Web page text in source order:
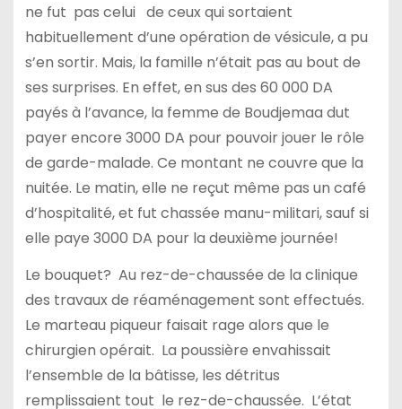
ne fut pas celui de ceux qui sortaient
habituellement d’une opération de vésicule, a pu
s’en sortir. Mais, la famille n’était pas au bout de
ses surprises. En effet, en sus des 60 000 DA
payés à l’avance, la femme de Boudjemaa dut
payer encore 3000 DA pour pouvoir jouer le rôle
de garde-malade. Ce montant ne couvre que la
nuitée. Le matin, elle ne reçut même pas un café
d’hospitalité, et fut chassée manu-militari, sauf si
elle paye 3000 DA pour la deuxième journée!
Le bouquet? Au rez-de-chaussée de la clinique
des travaux de réaménagement sont effectués.
Le marteau piqueur faisait rage alors que le
chirurgien opérait. La poussière envahissait
l’ensemble de la bâtisse, les détritus
remplissaient tout le rez-de-chaussée. L’état